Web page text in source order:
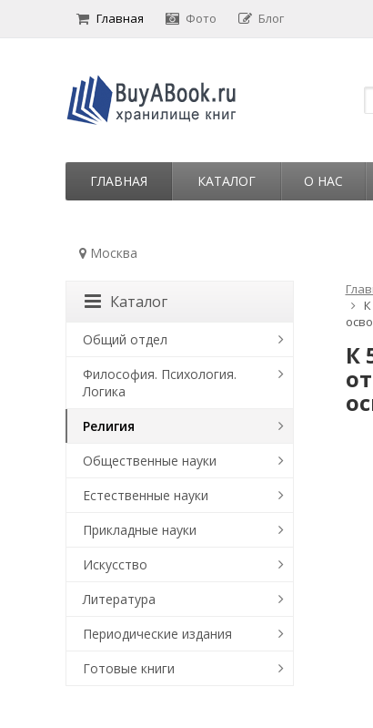
Главная Фото Блог
ГЛАВНАЯ КАТАЛОГ О НАС
Москва
К
Каталог
Общий отдел
Философия. Психология.
Логика
Религия
Общественные науки
Естественные науки
Прикладные науки
Искусство
Литература
Периодические издания
Готовые книги